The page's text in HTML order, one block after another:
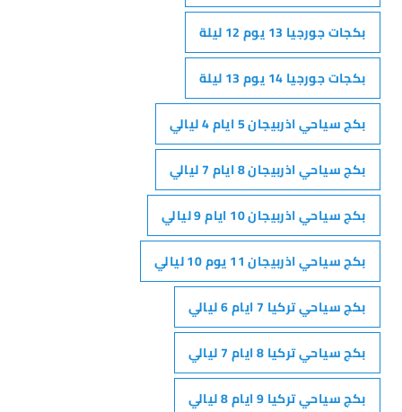
بكجات جورجيا 13 يوم 12 ليلة
بكجات جورجيا 14 يوم 13 ليلة
بكج سياحي اذربيجان 5 ايام 4 ليالي
بكج سياحي اذربيجان 8 ايام 7 ليالي
بكج سياحي اذربيجان 10 ايام 9 ليالي
بكج سياحي اذربيجان 11 يوم 10 ليالي
بكج سياحي تركيا 7 ايام 6 ليالي
بكج سياحي تركيا 8 ايام 7 ليالي
بكج سياحي تركيا 9 ايام 8 ليالي